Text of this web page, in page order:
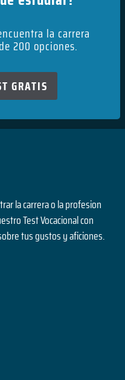
la carrera
200 opciones.
GRATIS
la carrera o la profesion
Test Vocacional con
tus gustos y aficiones.